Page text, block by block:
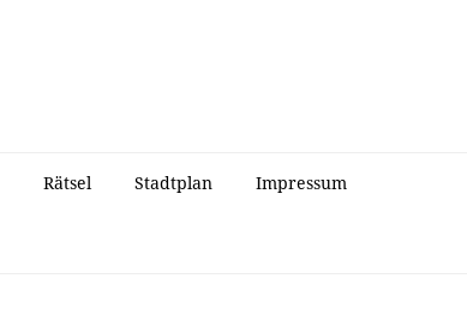
Rätsel Stadtplan Impressum